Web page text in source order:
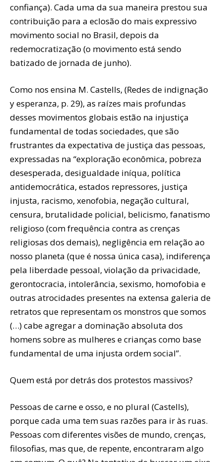
confiança). Cada uma da sua maneira prestou sua
contribuição para a eclosão do mais expressivo
movimento social no Brasil, depois da
redemocratização (o movimento está sendo
batizado de jornada de junho).
Como nos ensina M. Castells, (Redes de indignação
y esperanza, p. 29), as raízes mais profundas
desses movimentos globais estão na injustiça
fundamental de todas sociedades, que são
frustrantes da expectativa de justiça das pessoas,
expressadas na “exploração econômica, pobreza
desesperada, desigualdade iníqua, política
antidemocrática, estados repressores, justiça
injusta, racismo, xenofobia, negação cultural,
censura, brutalidade policial, belicismo, fanatismo
religioso (com frequência contra as crenças
religiosas dos demais), negligência em relação ao
nosso planeta (que é nossa única casa), indiferença
pela liberdade pessoal, violação da privacidade,
gerontocracia, intolerância, sexismo, homofobia e
outras atrocidades presentes na extensa galeria de
retratos que representam os monstros que somos
(…) cabe agregar a dominação absoluta dos
homens sobre as mulheres e crianças como base
fundamental de uma injusta ordem social”.
Quem está por detrás dos protestos massivos?
Pessoas de carne e osso, e no plural (Castells),
porque cada uma tem suas razões para ir às ruas.
Pessoas com diferentes visões de mundo, crenças,
filosofias, mas que, de repente, encontraram algo